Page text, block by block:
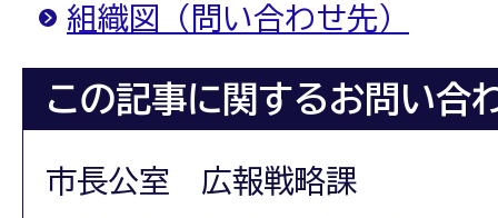
組織図（問い合わせ先）
この記事に関するお問い合
市長公室 広報戦略課